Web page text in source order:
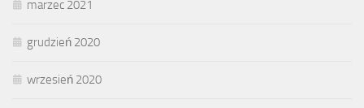
marzec 2021
grudzień 2020
wrzesień 2020